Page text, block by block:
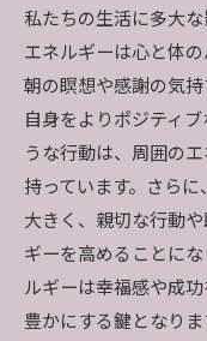
私たちの生活に多大
エネルギーは心と体の
朝の瞑想や感謝の気
自身をよりポジティ
うな行動は、周囲の
持っています。さら
大きく、親切な行動
ギーを高めることに
ルギーは幸福感や成
豊かにする鍵となりま